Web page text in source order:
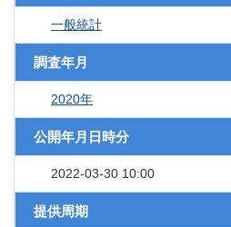
一般統計
調査年月
2020年
公開年月日時分
2022-03-30 10:00
提供周期